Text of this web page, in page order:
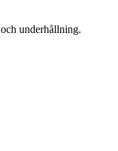
underhållning.